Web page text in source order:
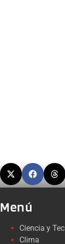
Menú
Ciencia y
Clima